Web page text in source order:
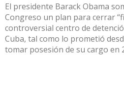
El presidente Barack Obama
Congreso un plan para cerrar
controversial centro de
Cuba, tal como lo prometió
tomar posesión de su cargo en